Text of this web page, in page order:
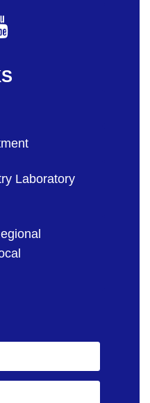
Laboratory